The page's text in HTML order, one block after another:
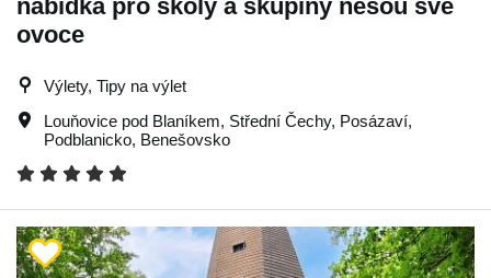
nabídka pro školy a skupiny nesou své
ovoce
Výlety, Tipy na výlet
Louňovice pod Blaníkem, Střední Čechy, Posázaví,
Podblanicko, Benešovsko